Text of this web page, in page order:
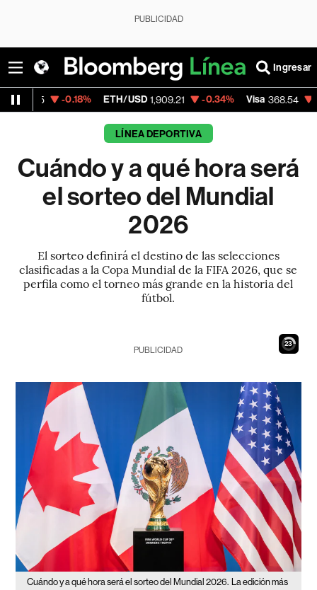
PUBLICIDAD
Ingresar
ETH/USD 1,909.21 -0.34% Visa 368.54 -0.28%
LÍNEA DEPORTIVA
Cuándo y a qué hora será
el sorteo del Mundial
2026
El sorteo definirá el destino de las selecciones
clasificadas a la Copa Mundial de la FIFA 2026, que se
perfila como el torneo más grande en la historia del
fútbol.
22
PUBLICIDAD
Cuándo y a qué hora será el sorteo del Mundial 2026. La edición más